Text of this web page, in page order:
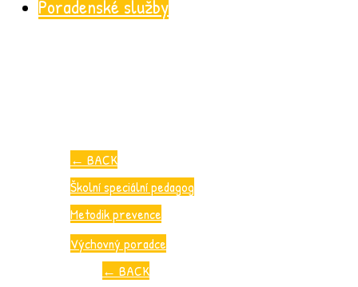
Poradenské služby
← BACK
Školní speciální pedagog
Metodik prevence
Výchovný poradce
← BACK